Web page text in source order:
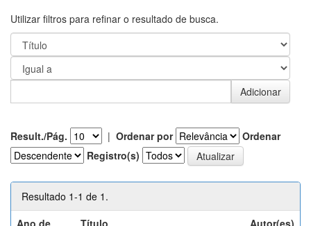
Utilizar filtros para refinar o resultado de busca.
Result./Pág. | Ordenar por
Ordenar
Registro(s)
Resultado 1-1 de 1.
Ano de
Título Autor(es)